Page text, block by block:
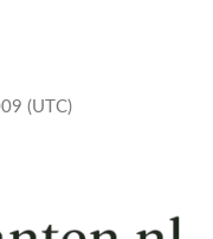
(UTC)